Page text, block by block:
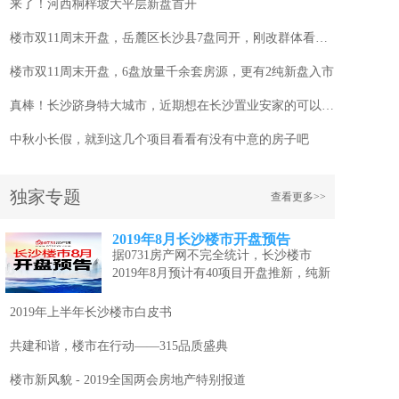
来了！河西桐梓坡大平层新盘首开
楼市双11周末开盘，岳麓区长沙县7盘同开，刚改群体看过来！
楼市双11周末开盘，6盘放量千余套房源，更有2纯新盘入市
真棒！长沙跻身特大城市，近期想在长沙置业安家的可以看看这几个项目
中秋小长假，就到这几个项目看看有没有中意的房子吧
独家专题 查看更多>>
2019年8月长沙楼市开盘预告
据0731房产网不完全统计，长沙楼市
2019年8月预计有40项目开盘推新，纯新
2019年上半年长沙楼市白皮书
共建和谐，楼市在行动——315品质盛典
楼市新风貌 - 2019全国两会房地产特别报道